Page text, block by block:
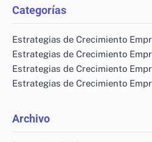
Categorías
Estrategias de Crecimiento
Estrategias de Crecimiento
Estrategias de Crecimiento
Estrategias de Crecimiento
Archivo